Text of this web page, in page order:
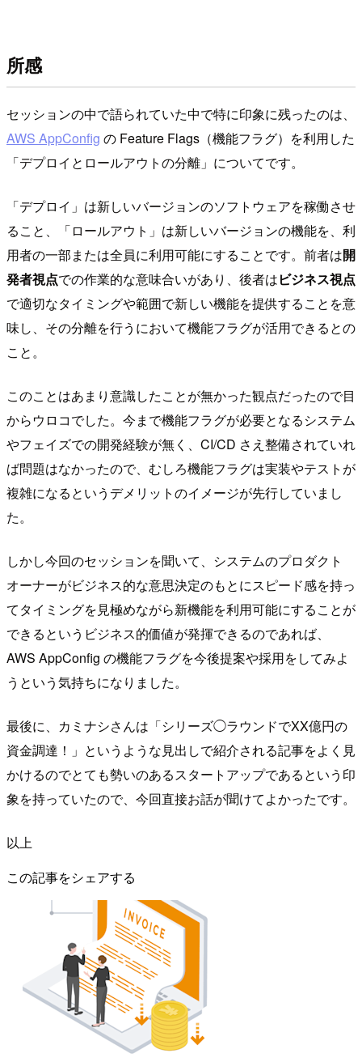
所感
セッションの中で語られていた中で特に印象に残ったのは、
AWS AppConfig の Feature Flags（機能フラグ）を利用した
「デプロイとロールアウトの分離」についてです。
「デプロイ」は新しいバージョンのソフトウェアを稼働させ
ること、「ロールアウト」は新しいバージョンの機能を、利
用者の一部または全員に利用可能にすることです。前者は開
発者視点での作業的な意味合いがあり、後者はビジネス視点
で適切なタイミングや範囲で新しい機能を提供することを意
味し、その分離を行うにおいて機能フラグが活用できるとの
こと。
このことはあまり意識したことが無かった観点だったので目
からウロコでした。今まで機能フラグが必要となるシステム
やフェイズでの開発経験が無く、CI/CD さえ整備されていれ
ば問題はなかったので、むしろ機能フラグは実装やテストが
複雑になるというデメリットのイメージが先行していまし
た。
しかし今回のセッションを聞いて、システムのプロダクト
オーナーがビジネス的な意思決定のもとにスピード感を持っ
てタイミングを見極めながら新機能を利用可能にすることが
できるというビジネス的価値が発揮できるのであれば、
AWS AppConfig の機能フラグを今後提案や採用をしてみよ
うという気持ちになりました。
最後に、カミナシさんは「シリーズ◯ラウンドでXX億円の
資金調達！」というような見出しで紹介される記事をよく見
かけるのでとても勢いのあるスタートアップであるという印
象を持っていたので、今回直接お話が聞けてよかったです。
以上
この記事をシェアする